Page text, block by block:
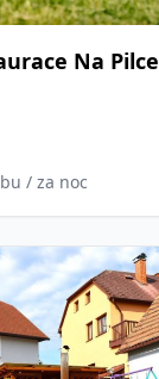
Na Pilce
/ za noc